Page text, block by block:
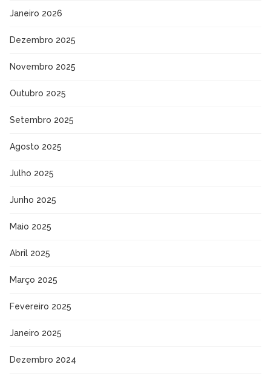
Janeiro 2026
Dezembro 2025
Novembro 2025
Outubro 2025
Setembro 2025
Agosto 2025
Julho 2025
Junho 2025
Maio 2025
Abril 2025
Março 2025
Fevereiro 2025
Janeiro 2025
Dezembro 2024